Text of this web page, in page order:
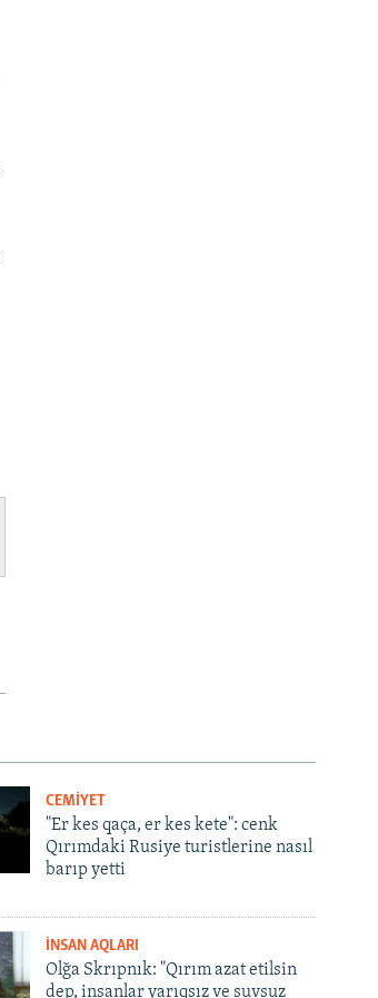
CEMİYET
"Er kes qaça, er kes kete": cenk
Qırımdaki Rusiye turistlerine nasıl
barıp yetti
İNSAN AQLARI
Olğa Skrıpnık: "Qırım azat etilsin
dep, insanlar yarıqsız ve suvsuz